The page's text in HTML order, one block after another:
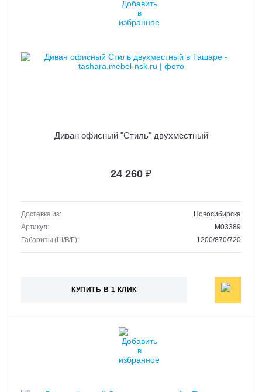
Диван офисный "Стиль" двухместный
24 260 ₽
Доставка из:
Новосибирска
Артикул:
M03389
Габариты (Ш/В/Г):
1200/870/720
КУПИТЬ В 1 КЛИК